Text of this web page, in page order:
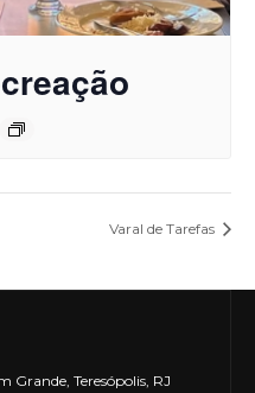
Varal de Tarefas
Grande, Teresópolis, RJ